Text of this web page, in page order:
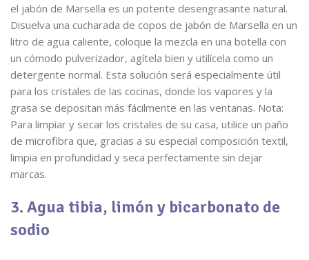
el jabón de Marsella es un potente desengrasante natural.
Disuelva una cucharada de copos de jabón de Marsella en un
litro de agua caliente, coloque la mezcla en una botella con
un cómodo pulverizador, agítela bien y utilícela como un
detergente normal. Esta solución será especialmente útil
para los cristales de las cocinas, donde los vapores y la
grasa se depositan más fácilmente en las ventanas. Nota:
Para limpiar y secar los cristales de su casa, utilice un paño
de microfibra que, gracias a su especial composición textil,
limpia en profundidad y seca perfectamente sin dejar
marcas.
3. Agua tibia, limón y bicarbonato de
sodio